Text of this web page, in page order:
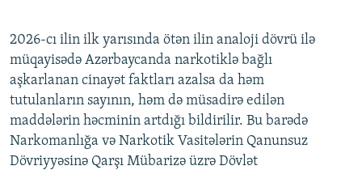
2026-cı ilin ilk yarısında ötən ilin analoji dövrü ilə
müqayisədə Azərbaycanda narkotiklə bağlı
aşkarlanan cinayət faktları azalsa da həm
tutulanların sayının, həm də müsadirə edilən
maddələrin həcminin artdığı bildirilir. Bu barədə
Narkomanlığa və Narkotik Vasitələrin Qanunsuz
Dövriyyəsinə Qarşı Mübarizə üzrə Dövlət